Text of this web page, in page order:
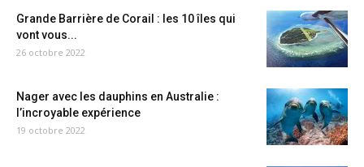
Grande Barrière de Corail : les 10 îles qui
vont vous...
26 octobre 2022
Nager avec les dauphins en Australie :
l’incroyable expérience
19 octobre 2022